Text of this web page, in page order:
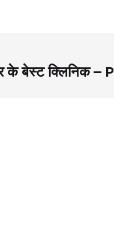
के बेस्ट क्लिनिक